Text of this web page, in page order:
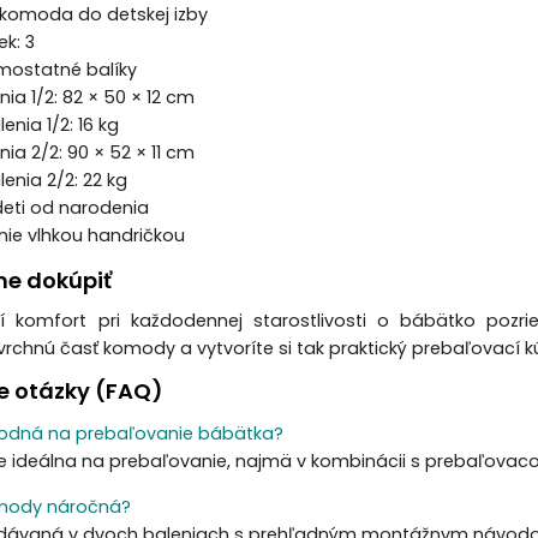
do detskej izby
3
balíky
1/2: 82 × 50 × 12 cm
1/2: 16 kg
2/2: 90 × 52 × 11 cm
2/2: 22 kg
od narodenia
vlhkou handričkou
dokúpiť
komfort pri každodennej starostlivosti o bábätko
časť komody a vytvoríte si tak praktický prebaľovací
otázky (FAQ)
na prebaľovanie bábätka?
ideálna na prebaľovanie, najmä v kombinácii s
náročná?